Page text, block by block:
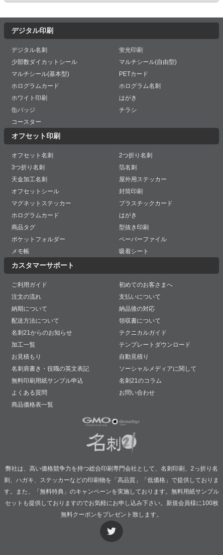
デジタル印刷
デジタル名刺
蛍光印刷
少部数ダイカットシール
マルチシール(自由型)
マルチシール(基本型)
PETカード
ホログラムカード
ホログラム名刺
ホワイト印刷
はがき
缶バッジ
チラシ
コースター
オフセット印刷
オフセット名刺
2つ折り名刺
3つ折り名刺
箔名刺
天金加工名刺
屋外用ステッカー
オフセットシール
封筒印刷
マグネットステッカー
プラスチックカード
ホログラムカード
はがき
商品タグ
型抜き印刷
ポケットフォルダー
ペーパーファイル
メモ帳
吸着シート
カスタマーサポート
ご利用ガイド
初めてのお客さまへ
注文の流れ
支払いについて
納期について
納品後の対応
配送方法について
領収書について
名刺21からのお知らせ
テクニカルガイド
加工一覧
テンプレートダウンロード
お見積もり
自動見積り
名刺肩書き・役職の英文表記
ソーシャルメディアに関して
無料印刷用紙サンプル申込
名刺21のコラム
よくある質問
お問い合わせ
商品価格表一覧
弊社は、高い価格競争力を持つ総合印刷専門会社として、名刺印刷、2っ折り名
刺、ハガキ、ステッカーなどの印刷物を「高品質」「低価格」で提供しておりま
す。また、「無料特典」のキャンペーンを実施しております。無料用紙サンプル
セットも提供しておりますのでお気軽にお申し込み下さい。新規会員様に100枚
無料クーポンをプレゼント致します。